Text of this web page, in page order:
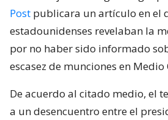
Post publicara un artículo en el
estadounidenses revelaban la
por no haber sido informado
escasez de munciones en Medio
De acuerdo al citado medio, el
a un desencuentro entre el